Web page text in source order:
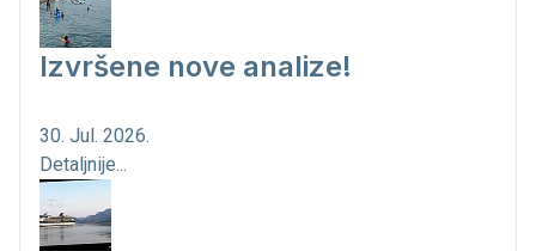
Izvršene nove analize!
30. Jul. 2026.
Detaljnije...